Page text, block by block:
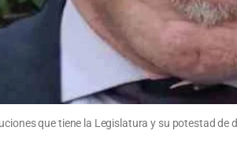
que tiene la Legislatura y su potestad de